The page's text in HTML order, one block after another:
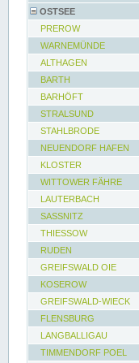
OSTSEE
PREROW
WARNEMÜNDE
ALTHAGEN
BARTH
BARHÖFT
STRALSUND
STAHLBRODE
NEUENDORF HAFEN
KLOSTER
WITTOWER FÄHRE
LAUTERBACH
SASSNITZ
THIESSOW
RUDEN
GREIFSWALD OIE
KOSEROW
GREIFSWALD-WIECK
FLENSBURG
LANGBALLIGAU
TIMMENDORF POEL